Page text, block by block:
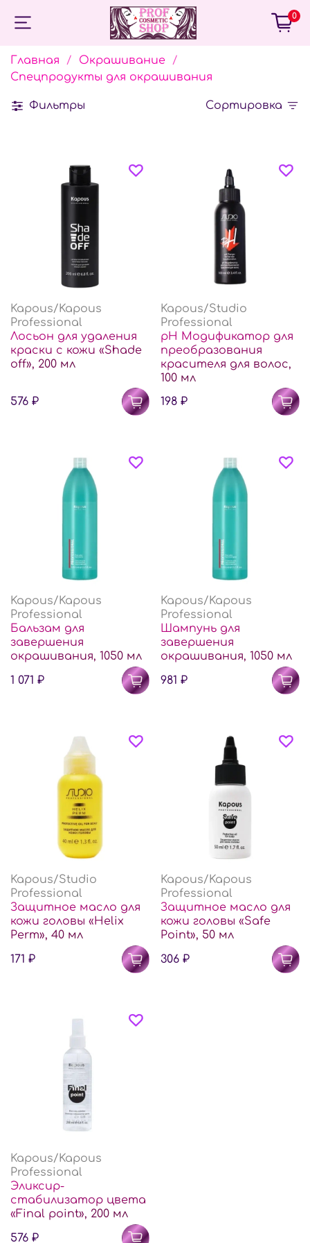
0
Главная
Окрашивание
Спецпродукты для окрашивания
Фильтры Сортировка
Kapous/Kapous
Professional
Лосьон для удаления
краски с кожи «Shade
off», 200 мл
576 ₽
Kapous/Studio
Professional
рН Модификатор для
преобразования
красителя для волос,
100 мл
198 ₽
Kapous/Kapous
Professional
Бальзам для
завершения
окрашивания, 1050 мл
1 071 ₽
Kapous/Kapous
Professional
Шампунь для
завершения
окрашивания, 1050 мл
981 ₽
Kapous/Studio
Professional
Защитное масло для
кожи головы «Helix
Perm», 40 мл
171 ₽
Kapous/Kapous
Professional
Защитное масло для
кожи головы «Safe
Point», 50 мл
306 ₽
Kapous/Kapous
Professional
Эликсир-
стабилизатор цвета
«Final point», 200 мл
576 ₽